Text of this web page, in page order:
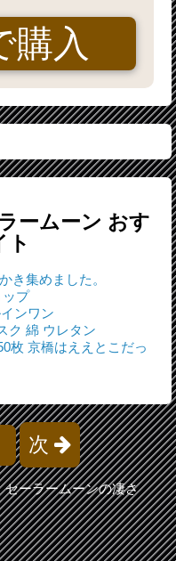
購入
ームーン おす
ト
き集めました。
ップ
ンワン
ク 綿 ウレタン
枚 京橋はええとこだっ
次
ーラームーンの凄さ